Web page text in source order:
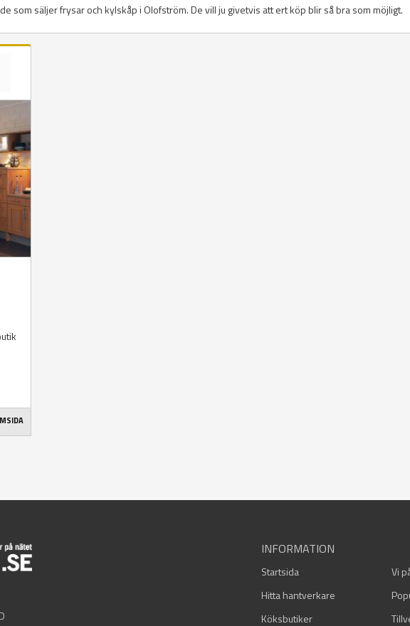
som säljer frysar och kylskåp i Olofström. De vill ju givetvis att ert köp blir så bra som möjligt.
INFORMATION
Startsida Vi
Hitta hantverkare
Köksbutiker